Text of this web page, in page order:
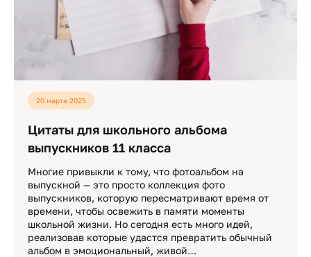
20 марта 2025
Цитаты для школьного альбома
выпускников 11 класса
Многие привыкли к тому, что фотоальбом на
выпускной — это просто коллекция фото
выпускников, которую пересматривают время от
времени, чтобы освежить в памяти моменты
школьной жизни. Но сегодня есть много идей,
реализовав которые удастся превратить обычный
альбом в эмоциональный, живой…